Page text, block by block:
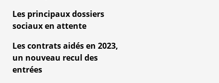
Les principaux dossiers
sociaux en attente
Les contrats aidés en 2023,
un nouveau recul des
entrées